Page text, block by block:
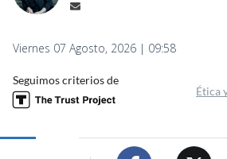
Viernes 07 Agosto, 2026 | 09:58
Seguimos criterios de
Ética